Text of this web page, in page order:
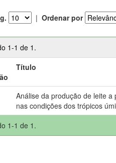
| Ordenar por
1-1 de 1.
Título
Análise da produção de leite a
nas condições dos trópicos
1-1 de 1.